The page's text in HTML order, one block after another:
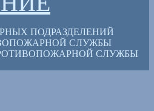
ПОДРАЗДЕЛЕНИЙ
СЛУЖБЫ
СЛУЖБЫ